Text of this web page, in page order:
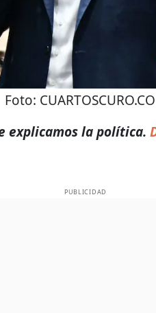
Foto:
explicamos la política.
PUBLICIDAD